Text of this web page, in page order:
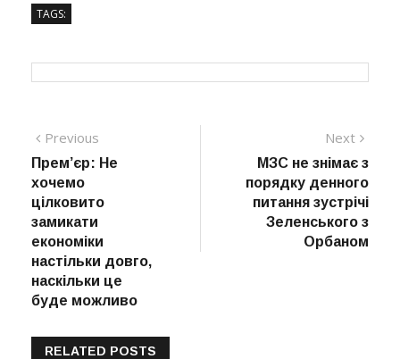
TAGS:
Навігація
записів
Previous
post:
Прем’єр: Не
хочемо
цілковито
замикати
економіки
настільки довго,
наскільки це
буде можливо
Next
post:
МЗС не знімає з
порядку денного
питання зустрічі
Зеленського з
Орбаном
RELATED POSTS